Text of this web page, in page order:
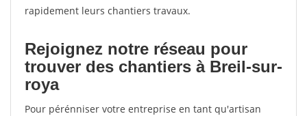
rapidement leurs chantiers travaux.
Rejoignez notre réseau pour
trouver des chantiers à Breil-sur-
roya
Pour pérénniser votre entreprise en tant qu'artisan